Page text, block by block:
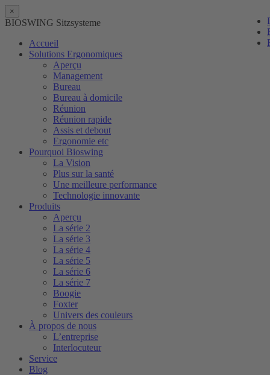
×
BIOSWING Sitzsysteme
Accueil
Solutions Ergonomiques
Aperçu
Management
Bureau
Bureau à domicile
Réunion
Réunion rapide
Assis et debout
Ergonomie etc
Pourquoi Bioswing
La Vision
Plus sur la santé
Une meilleure performance
Technologie innovante
Produits
Aperçu
La série 2
La série 3
La série 4
La série 5
La série 6
La série 7
Boogie
Foxter
Univers des couleurs
À propos de nous
L’entreprise
Interlocuteur
Service
Blog